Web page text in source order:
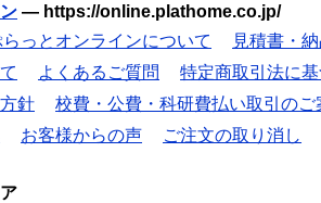
— https://online.plathome.co.jp/
らっとオンラインについて
見積書・
よくあるご質問
特定商取引法に
針
校費・公費・科研費払い取引のご
お客様からの声 ご注文の取り消し